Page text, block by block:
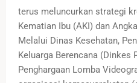
terus meluncurkan strategi
Kematian Ibu (AKI) dan
Melalui Dinas Kesehatan,
Keluarga Berencana (Dinkes
Penghargaan Lomba